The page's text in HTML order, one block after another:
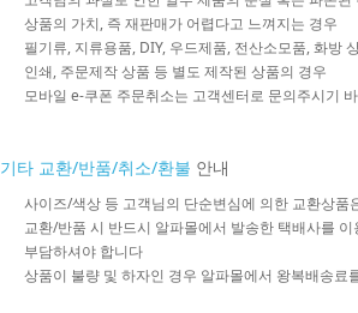
상품의 가치, 즉 재판매가 어렵다고 느껴지는 경우
필기류, 지류용품, DIY, 우드제품, 전산소모품, 화방
인쇄, 주문제작 상품 등 별도 제작된 상품의 경우
모바일 e-쿠폰 주문취소는 고객센터로 문의주시기
기타 교환/반품/취소/환불 안내
사이즈/색상 등 고객님의 단순변심에 의한 교환상
교환/반품 시 반드시 알파몰에서 발송한 택배사를
부담하셔야 합니다
상품이 불량 및 하자인 경우 알파몰에서 왕복배송료